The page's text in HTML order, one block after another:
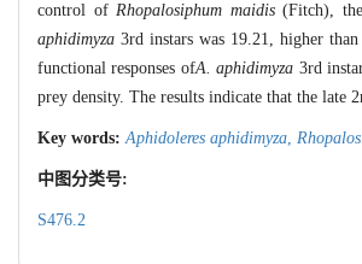
control ofRhopalosiphum maidis(Fitch), the
aphidimyza 3rd instars was 19.21, higher
functional responses ofA. aphidimyza 3rd
prey density. The results indicate that the late
Key words:Aphidoleres aphidimyza,
中图分类号:
S476.2